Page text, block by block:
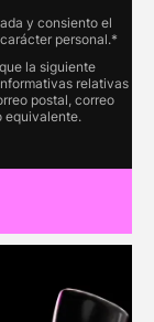
y consiento el
personal.*
la siguiente
relativas
postal, correo
equivalente.